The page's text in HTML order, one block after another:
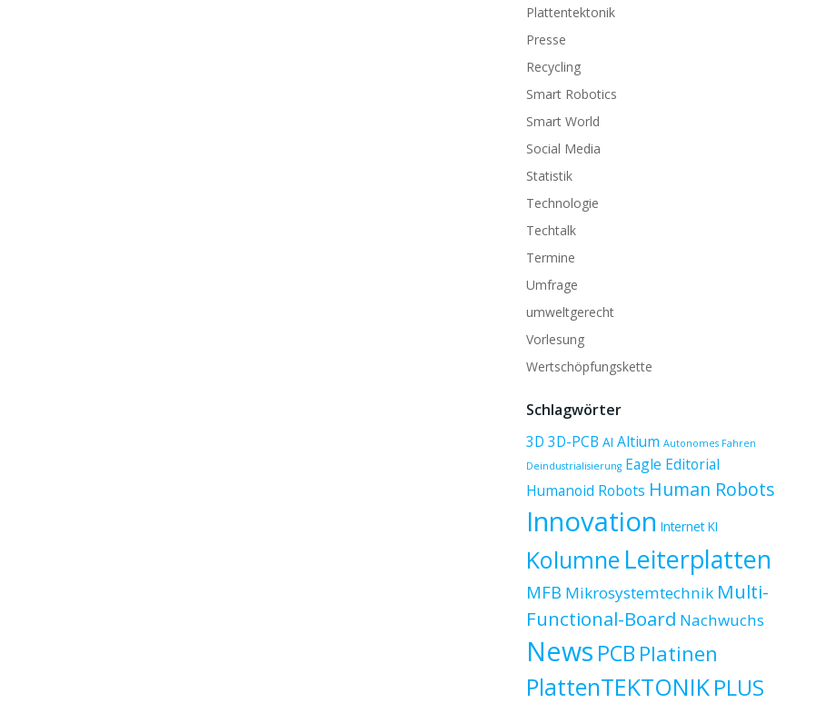
Plattentektonik
Presse
Recycling
Smart Robotics
Smart World
Social Media
Statistik
Technologie
Techtalk
Termine
Umfrage
umweltgerecht
Vorlesung
Wertschöpfungskette
Schlagwörter
3D 3D-PCB AI Altium Autonomes Fahren
Deindustrialisierung Eagle Editorial
Humanoid Robots Human Robots
Innovation Internet KI
Kolumne Leiterplatten
MFB Mikrosystemtechnik Multi-
Functional-Board Nachwuchs
News PCB Platinen
PlattenTEKTONIK PLUS